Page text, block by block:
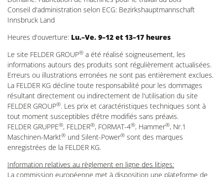
Conseil d'administration selon ECG: Bezirkshauptmannschaft
Innsbruck Land
Heures d'ouverture: Lu.–Ve. 9–12 et 13–17 heures
Le site FELDER GROUP® a été réalisé soigneusement, les
informations autours des produits sont régulièrement actualisées.
Erreurs ou illustrations erronées ne sont pas entièrement exclues.
La FELDER KG décline toute responsabilité pour les dommages
résultant directement ou indirectement de l'utilisation du site
FELDER GROUP®. Les prix et caractéristiques techniques sont à
tout moment susceptibles d’être modifiés sans préavis.
FELDER GRUPPE®, FELDER®, FORMAT-4®, Hammer®, Nr.1
Maschinen-Markt® und Silent-Power® sont des marques
enregistrées de la FELDER KG.
Information relatives au règlement en ligne des litiges:
La commission européenne met à disposition une plateforme de